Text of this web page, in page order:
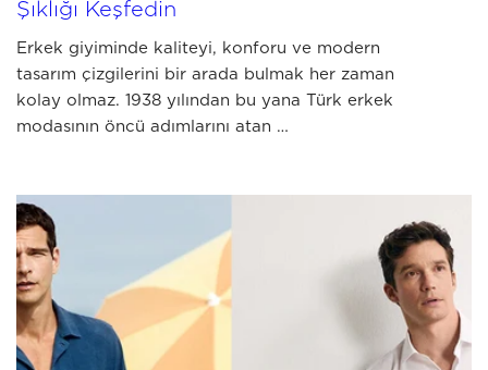
Şıklığı Keşfedin
Erkek giyiminde kaliteyi, konforu ve modern
tasarım çizgilerini bir arada bulmak her zaman
kolay olmaz. 1938 yılından bu yana Türk erkek
modasının öncü adımlarını atan …